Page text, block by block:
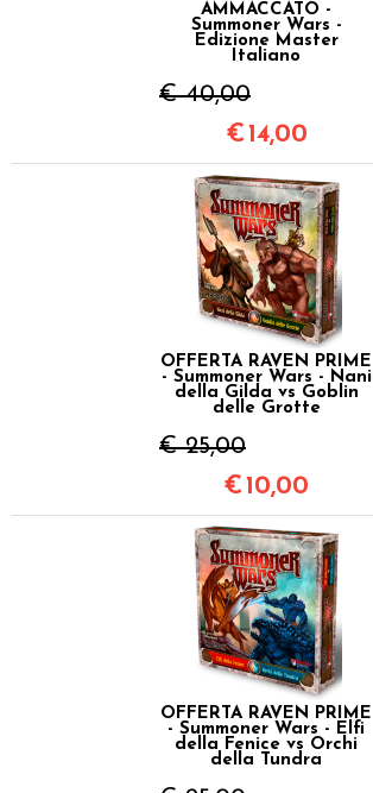
AMMACCATO -
Summoner Wars -
Edizione Master
Italiano
€ 40,00
€ 14,00
OFFERTA RAVEN PRIME
- Summoner Wars - Nani
della Gilda vs Goblin
delle Grotte
€ 25,00
€ 10,00
OFFERTA RAVEN PRIME
- Summoner Wars - Elfi
della Fenice vs Orchi
della Tundra